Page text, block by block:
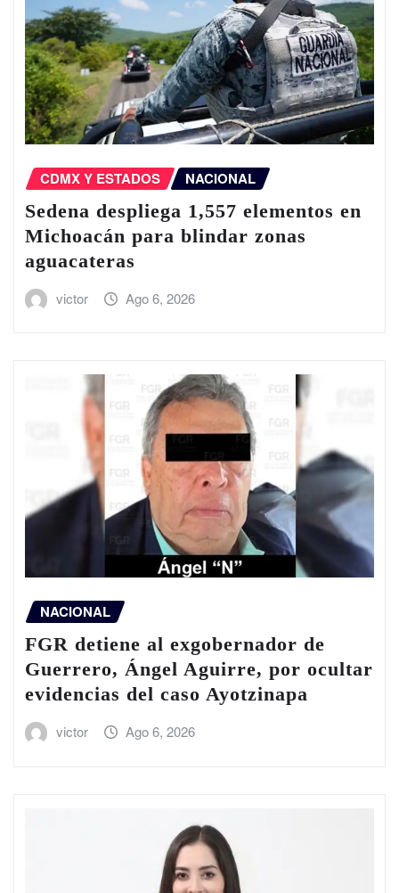
CDMX Y ESTADOS NACIONAL
Sedena despliega 1,557 elementos en
Michoacán para blindar zonas
aguacateras
victor Ago 6, 2026
NACIONAL
FGR detiene al exgobernador de
Guerrero, Ángel Aguirre, por ocultar
evidencias del caso Ayotzinapa
victor Ago 6, 2026